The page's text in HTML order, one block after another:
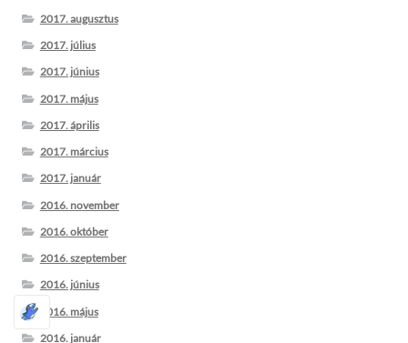
2017. augusztus
2017. július
2017. június
2017. május
2017. április
2017. március
2017. január
2016. november
2016. október
2016. szeptember
2016. június
2016. május
2016. január